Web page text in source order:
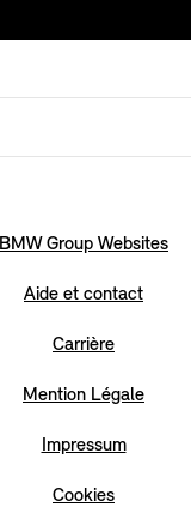
BMW Group Websites
Aide et contact
Carrière
Mention Légale
Impressum
Cookies